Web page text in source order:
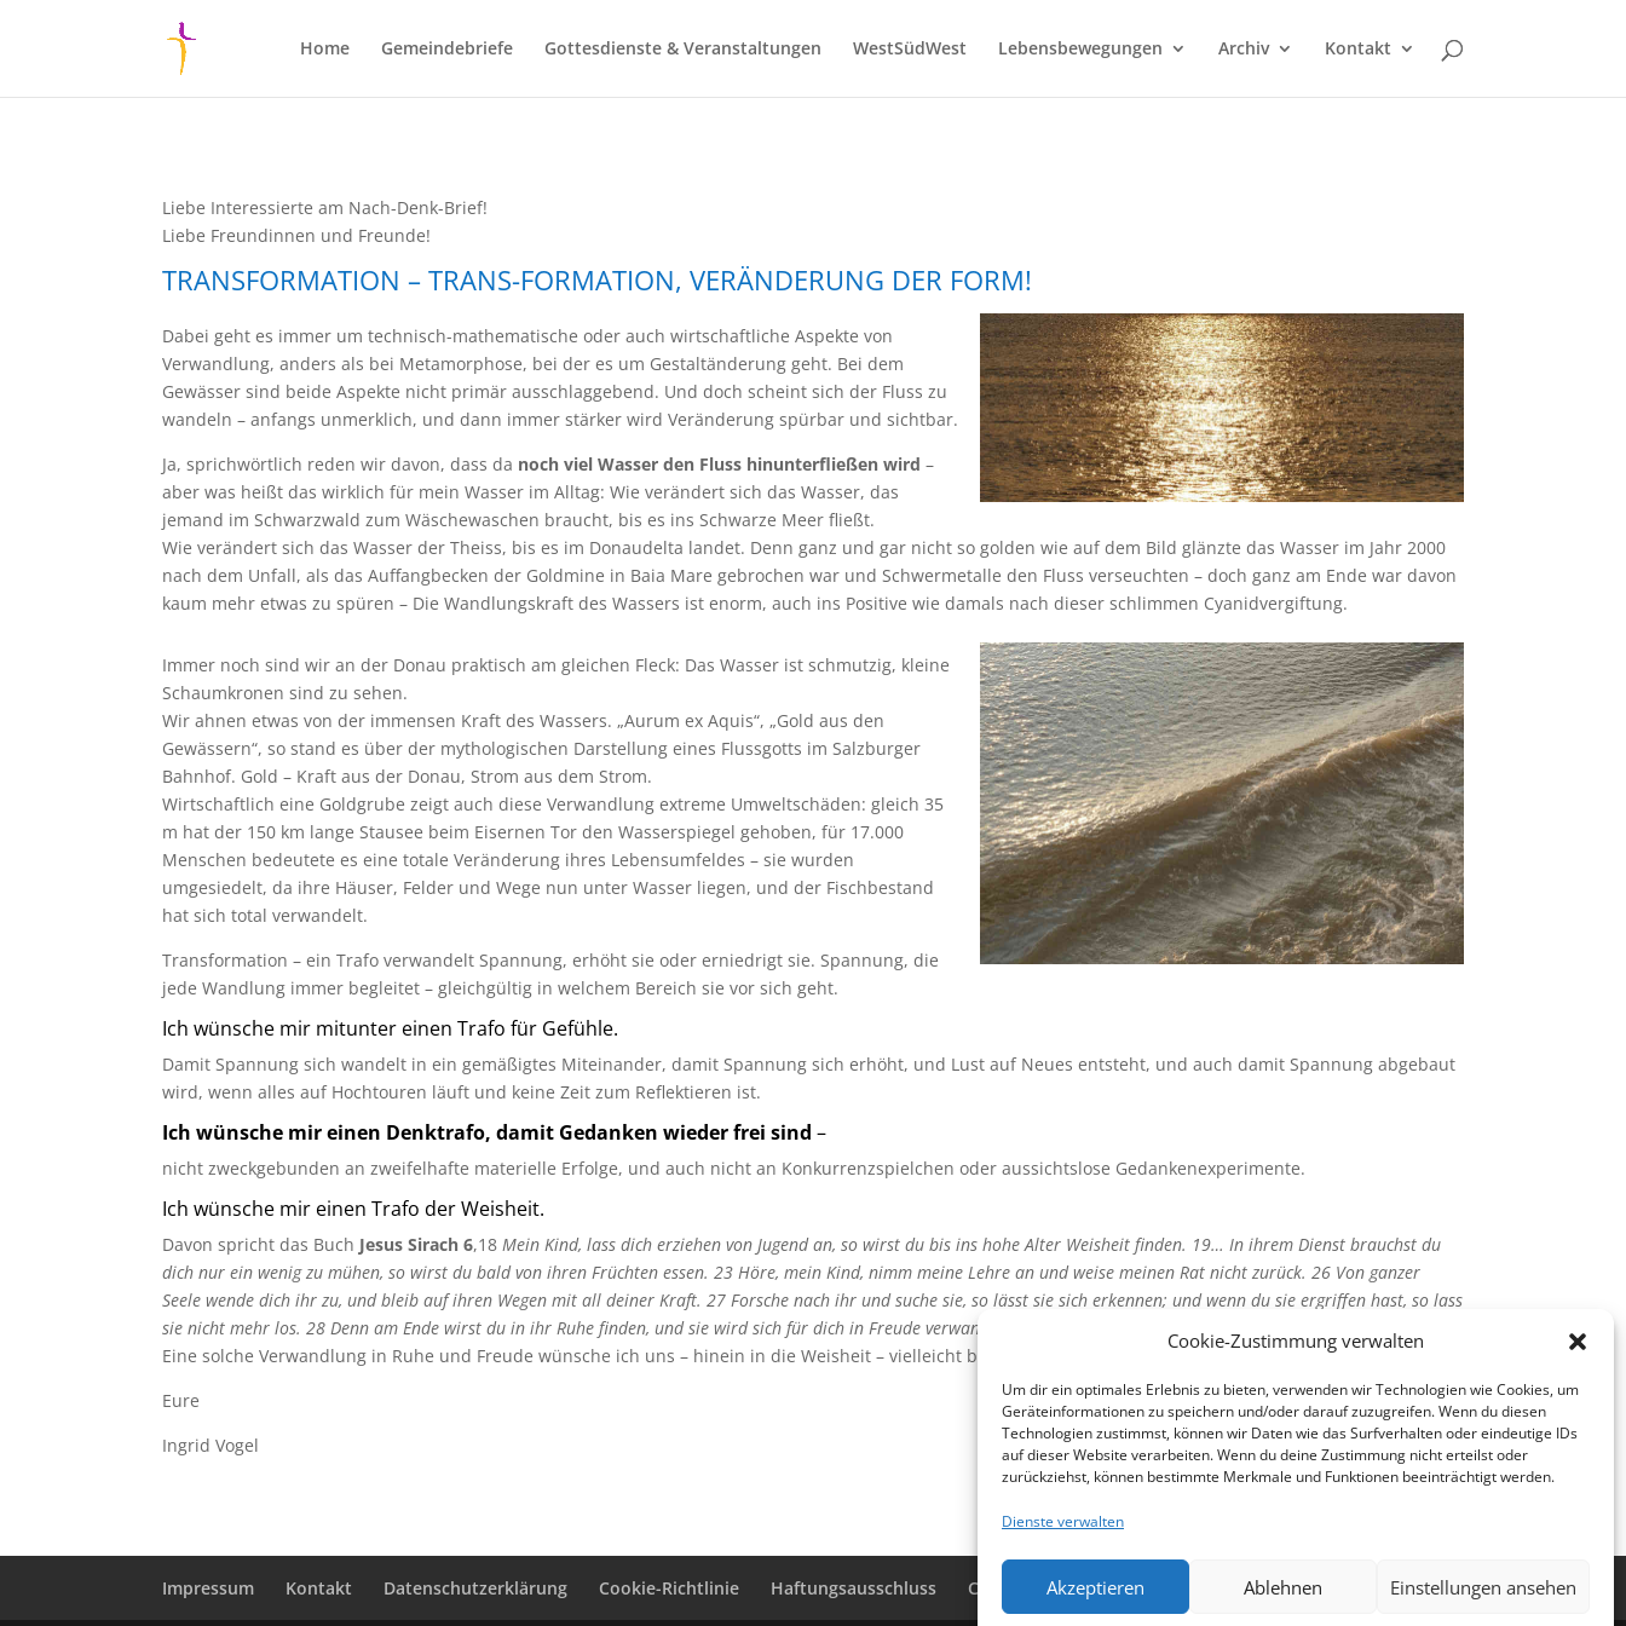
Cookie-Zustimmung verwalten
Um dir ein optimales Erlebnis zu bieten, verwenden wir Technologien wie Cookies, um
Geräteinformationen zu speichern und/oder darauf zuzugreifen. Wenn du diesen
Technologien zustimmst, können wir Daten wie das Surfverhalten oder eindeutige IDs
auf dieser Website verarbeiten. Wenn du deine Zustimmung nicht erteilst oder
zurückziehst, können bestimmte Merkmale und Funktionen beeinträchtigt werden.
Dienste verwalten
Akzeptieren Ablehnen Einstellungen ansehen
Home Gemeindebriefe Gottesdienste & Veranstaltungen WestSüdWest Lebensbewegungen Archiv Kontakt
Liebe Interessierte am Nach-Denk-Brief!
Liebe Freundinnen und Freunde!
TRANSFORMATION – TRANS-FORMATION, VERÄNDERUNG DER FORM!
Dabei geht es immer um technisch-mathematische oder auch wirtschaftliche Aspekte von
Verwandlung, anders als bei Metamorphose, bei der es um Gestaltänderung geht. Bei dem
Gewässer sind beide Aspekte nicht primär ausschlaggebend. Und doch scheint sich der Fluss zu
wandeln – anfangs unmerklich, und dann immer stärker wird Veränderung spürbar und sichtbar.
Ja, sprichwörtlich reden wir davon, dass da noch viel Wasser den Fluss hinunterfließen wird –
aber was heißt das wirklich für mein Wasser im Alltag: Wie verändert sich das Wasser, das
jemand im Schwarzwald zum Wäschewaschen braucht, bis es ins Schwarze Meer fließt.
Wie verändert sich das Wasser der Theiss, bis es im Donaudelta landet. Denn ganz und gar nicht so golden wie auf dem Bild glänzte das Wasser im Jahr 2000
nach dem Unfall, als das Auffangbecken der Goldmine in Baia Mare gebrochen war und Schwermetalle den Fluss verseuchten – doch ganz am Ende war davon
kaum mehr etwas zu spüren – Die Wandlungskraft des Wassers ist enorm, auch ins Positive wie damals nach dieser schlimmen Cyanidvergiftung.
Immer noch sind wir an der Donau praktisch am gleichen Fleck: Das Wasser ist schmutzig, kleine
Schaumkronen sind zu sehen.
Wir ahnen etwas von der immensen Kraft des Wassers. „Aurum ex Aquis“, „Gold aus den
Gewässern“, so stand es über der mythologischen Darstellung eines Flussgotts im Salzburger
Bahnhof. Gold – Kraft aus der Donau, Strom aus dem Strom.
Wirtschaftlich eine Goldgrube zeigt auch diese Verwandlung extreme Umweltschäden: gleich 35
m hat der 150 km lange Stausee beim Eisernen Tor den Wasserspiegel gehoben, für 17.000
Menschen bedeutete es eine totale Veränderung ihres Lebensumfeldes – sie wurden
umgesiedelt, da ihre Häuser, Felder und Wege nun unter Wasser liegen, und der Fischbestand
hat sich total verwandelt.
Transformation – ein Trafo verwandelt Spannung, erhöht sie oder erniedrigt sie. Spannung, die
jede Wandlung immer begleitet – gleichgültig in welchem Bereich sie vor sich geht.
Ich wünsche mir mitunter einen Trafo für Gefühle.
Damit Spannung sich wandelt in ein gemäßigtes Miteinander, damit Spannung sich erhöht, und Lust auf Neues entsteht, und auch damit Spannung abgebaut
wird, wenn alles auf Hochtouren läuft und keine Zeit zum Reflektieren ist.
Ich wünsche mir einen Denktrafo, damit Gedanken wieder frei sind–
nicht zweckgebunden an zweifelhafte materielle Erfolge, und auch nicht an Konkurrenzspielchen oder aussichtslose Gedankenexperimente.
Ich wünsche mir einen Trafo der Weisheit.
Davon spricht das Buch Jesus Sirach 6,18 Mein Kind, lass dich erziehen von Jugend an, so wirst du bis ins hohe Alter Weisheit finden. 19… In ihrem Dienst brauchst du
dich nur ein wenig zu mühen, so wirst du bald von ihren Früchten essen. 23 Höre, mein Kind, nimm meine Lehre an und weise meinen Rat nicht zurück. 26 Von ganzer
Seele wende dich ihr zu, und bleib auf ihren Wegen mit all deiner Kraft. 27 Forsche nach ihr und suche sie, so lässt sie sich erkennen; und wenn du sie ergriffen hast, so lass
sie nicht mehr los. 28 Denn am Ende wirst du in ihr Ruhe finden, und sie wird sich für dich in Freude verwandeln.
Eine solche Verwandlung in Ruhe und Freude wünsche ich uns – hinein in die Weisheit – vielleicht bleibt ja am Tag der Arbeit dafür ein bisschen Zeit!
Eure
Ingrid Vogel
Impressum Kontakt Datenschutzerklärung Cookie-Richtlinie Haftungsausschluss Cookie-Richtlinie (EU)